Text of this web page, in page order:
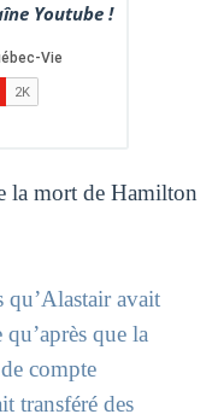
Youtube !
la mort de Hamilton
avait
que la
compte
transféré des